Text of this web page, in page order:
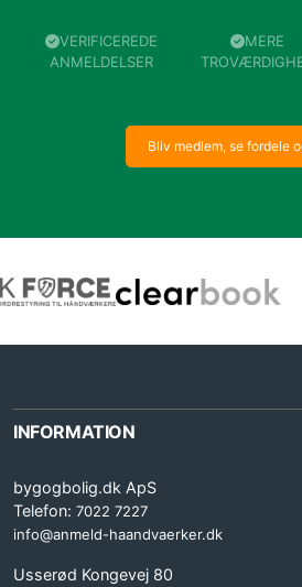
VERIFICEREDE
ANMELDELSER
MERE
Bliv medlem, se fordele
INFORMATION
bygogbolig.dk ApS
Telefon: 7022 7227
info@anmeld-haandvaerker.dk
Usserød Kongevej 80